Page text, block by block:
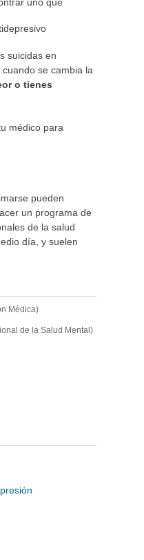
suicidas en
se cambia la
o tienes
médico para
pueden
un programa de
de la salud
día, y suelen
Médica)
de la Salud Mental)